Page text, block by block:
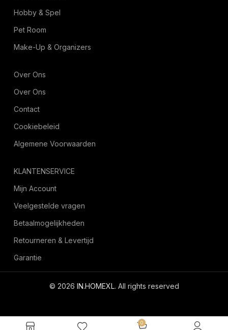
Hobby & Spel
Pet Room
Make-Up & Organizers
Over Ons
Over Ons
Contact
Cookiebeleid
Algemene Voorwaarden
KLANTENSERVICE
Mijn Account
Veelgestelde vragen
Betaalmogelijkheden
Retourneren & Levertijd
Garantie
© 2026 IN.HOMEXL. All rights reserved
0